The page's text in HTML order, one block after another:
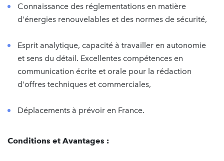
Connaissance des réglementations en matière
d'énergies renouvelables et des normes de sécurité,
Esprit analytique, capacité à travailler en autonomie
et sens du détail. Excellentes compétences en
communication écrite et orale pour la rédaction
d'offres techniques et commerciales,
Déplacements à prévoir en France.
Conditions et Avantages :